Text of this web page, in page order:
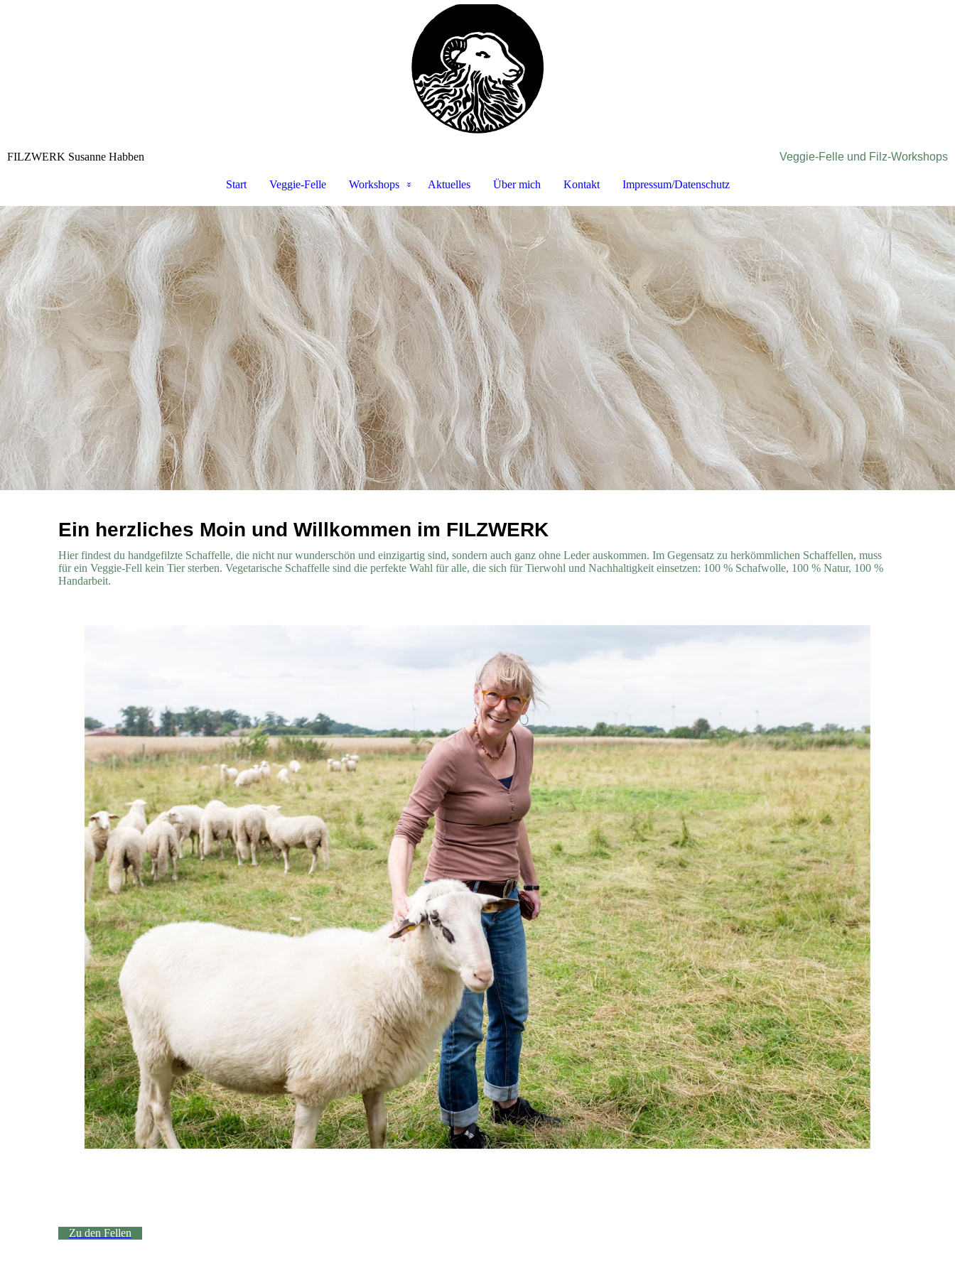
FILZWERK Susanne Habben Veggie-Felle und Filz-Workshops
Start Veggie-Felle Workshops Aktuelles Über mich Kontakt Impressum/Datenschutz
Ein herzliches Moin und Willkommen im FILZWERK
Hier findest du handgefilzte Schaffelle, die nicht nur wunderschön und einzigartig sind, sondern auch ganz ohne Leder auskommen. Im Gegensatz zu herkömmlichen Schaffellen, muss
für ein Veggie-Fell kein Tier sterben. Vegetarische Schaffelle sind die perfekte Wahl für alle, die sich für Tierwohl und Nachhaltigkeit einsetzen: 100 % Schafwolle, 100 % Natur, 100 %
Handarbeit.
Zu den Fellen